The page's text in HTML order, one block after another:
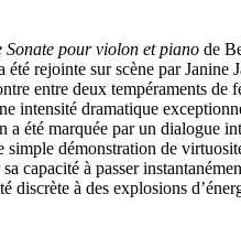
Sonate pour violon et piano de
rejointe sur scène par Janine
entre deux tempéraments de
intensité dramatique
a été marquée par un dialogue
simple démonstration de
capacité à passer
discrète à des explosions